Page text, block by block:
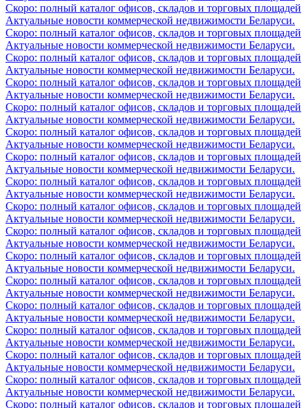
Скоро: полный каталог офисов, складов и торговых площадей
Актуальные новости коммерческой недвижимости Беларуси.
Скоро: полный каталог офисов, складов и торговых площадей
Актуальные новости коммерческой недвижимости Беларуси.
Скоро: полный каталог офисов, складов и торговых площадей
Актуальные новости коммерческой недвижимости Беларуси.
Скоро: полный каталог офисов, складов и торговых площадей
Актуальные новости коммерческой недвижимости Беларуси.
Скоро: полный каталог офисов, складов и торговых площадей
Актуальные новости коммерческой недвижимости Беларуси.
Скоро: полный каталог офисов, складов и торговых площадей
Актуальные новости коммерческой недвижимости Беларуси.
Скоро: полный каталог офисов, складов и торговых площадей
Актуальные новости коммерческой недвижимости Беларуси.
Скоро: полный каталог офисов, складов и торговых площадей
Актуальные новости коммерческой недвижимости Беларуси.
Скоро: полный каталог офисов, складов и торговых площадей
Актуальные новости коммерческой недвижимости Беларуси.
Скоро: полный каталог офисов, складов и торговых площадей
Актуальные новости коммерческой недвижимости Беларуси.
Скоро: полный каталог офисов, складов и торговых площадей
Актуальные новости коммерческой недвижимости Беларуси.
Скоро: полный каталог офисов, складов и торговых площадей
Актуальные новости коммерческой недвижимости Беларуси.
Скоро: полный каталог офисов, складов и торговых площадей
Актуальные новости коммерческой недвижимости Беларуси.
Скоро: полный каталог офисов, складов и торговых площадей
Актуальные новости коммерческой недвижимости Беларуси.
Скоро: полный каталог офисов, складов и торговых площадей
Актуальные новости коммерческой недвижимости Беларуси.
Скоро: полный каталог офисов, складов и торговых площадей
Актуальные новости коммерческой недвижимости Беларуси.
Скоро: полный каталог офисов, складов и торговых площадей